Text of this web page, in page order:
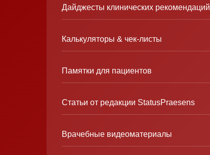
Дайджесты клинических рекомендаций
Калькуляторы & чек-листы
Памятки для пациентов
Статьи от редакции StatusPraesens
Врачебные видеоматериалы